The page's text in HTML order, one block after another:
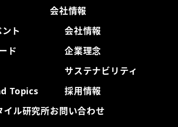
ト
ド
Topics
イル研究所
会社情報
会社情報
企業理念
サステナビリティ
採用情報
お問い合わせ